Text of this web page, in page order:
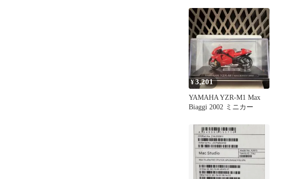
¥3,201
YAMAHA YZR-M1 Max
Biaggi 2002 ミニカー